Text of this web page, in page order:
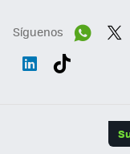
Síguenos